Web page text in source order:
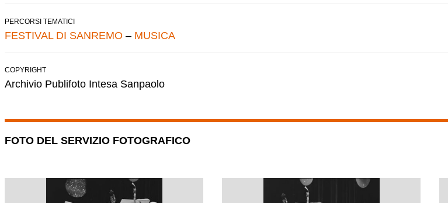
PERCORSI TEMATICI
FESTIVAL DI SANREMO – MUSICA
COPYRIGHT
Archivio Publifoto Intesa Sanpaolo
FOTO DEL SERVIZIO FOTOGRAFICO